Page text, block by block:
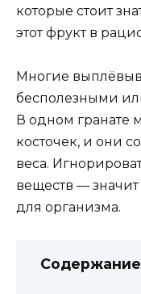
которые стоит
этот фрукт в
Многие
бесполезными
В одном гранате
косточек, и они
веса.
веществ —
для организма.
Содержание